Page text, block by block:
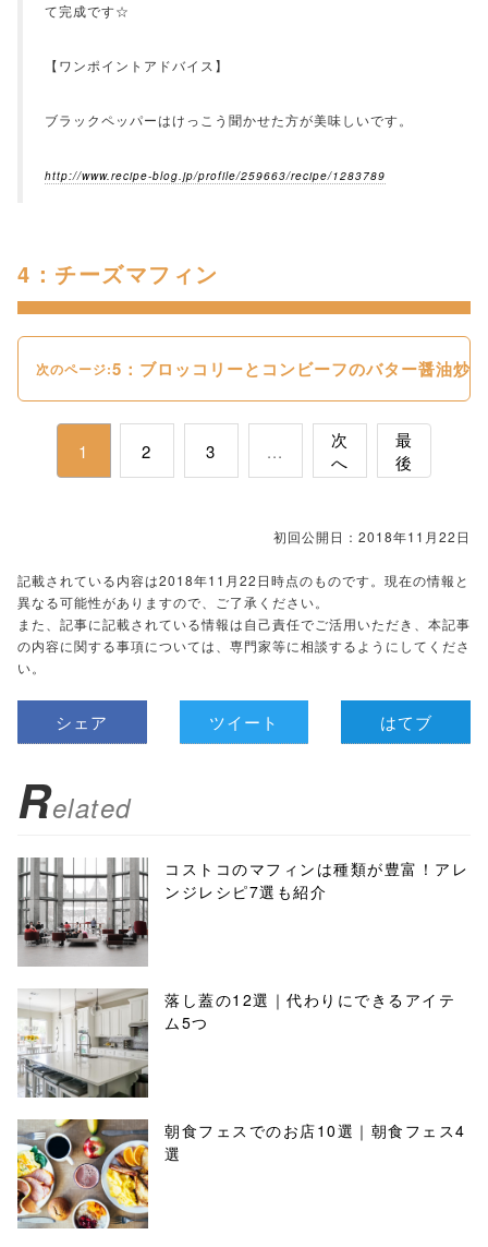
て完成です☆
【ワンポイントアドバイス】
ブラックペッパーはけっこう聞かせた方が美味しいです。
http://www.recipe-blog.jp/profile/259663/recipe/1283789
4：チーズマフィン
次のページ:5：ブロッコリーとコンビーフのバター醤油炒め
1 2 3 ...
次
へ
最
後
初回公開日：2018年11月22日
記載されている内容は2018年11月22日時点のものです。現在の情報と
異なる可能性がありますので、ご了承ください。
また、記事に記載されている情報は自己責任でご活用いただき、本記事
の内容に関する事項については、専門家等に相談するようにしてくださ
い。
シェア ツイート はてブ
Related
コストコのマフィンは種類が豊富！アレ
ンジレシピ7選も紹介
落し蓋の12選｜代わりにできるアイテ
ム5つ
朝食フェスでのお店10選｜朝食フェス4
選